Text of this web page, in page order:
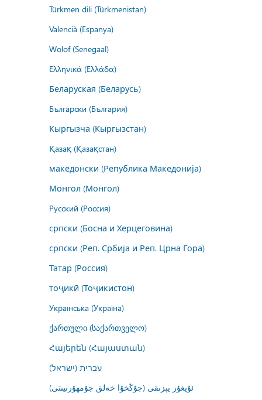
Türkmen dili (Türkmenistan)
Valencià (Espanya)
Wolof (Senegaal)
Ελληνικά (Ελλάδα)
Беларуская (Беларусь)
Български (България)
Кыргызча (Кыргызстан)
Қазақ (Қазақстан)
македонски (Република Македонија)
Монгол (Монгол)
Русский (Россия)
српски (Босна и Херцеговина)
српски (Реп. Србија и Реп. Црна Гора)
Татар (Россия)
тоҷикӣ (Тоҷикистон)
Українська (Україна)
ქართული (საქართველო)
Հայերեն (Հայաստան)
עברית (ישראל)
ئۇيغۇر يېزىقى (جۇڭخۇا خەلق جۇمھۇرىيىتى)